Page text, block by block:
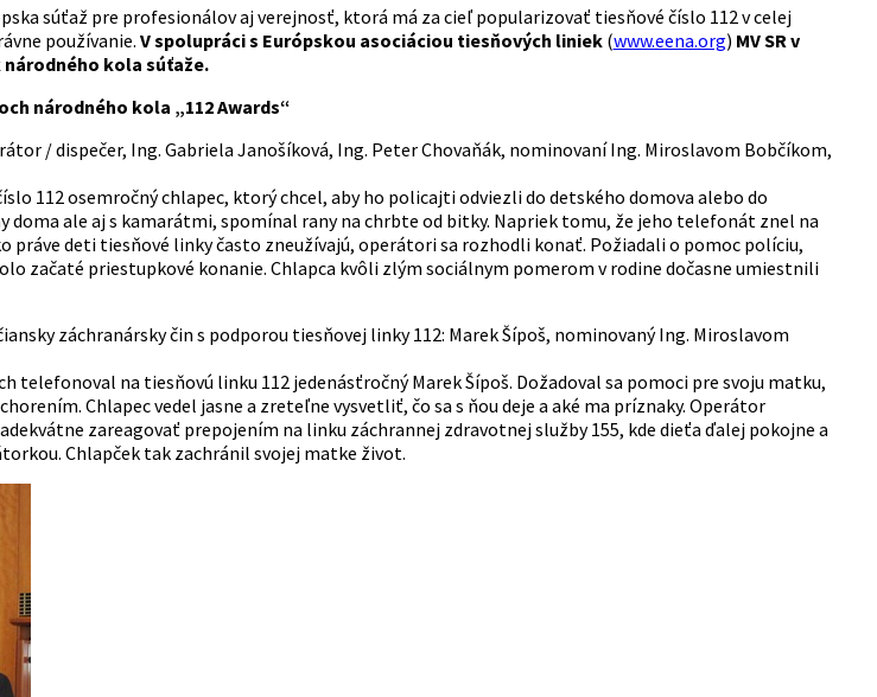
súťaž pre profesionálov aj verejnosť, ktorá má za cieľ popularizovať tiesňové číslo 112 v celej
používanie. V spolupráci s Európskou asociáciou tiesňových liniek(www.eena.org) MV SR v
kola súťaže.
národného kola „112 Awards“
/ dispečer, Ing. Gabriela Janošíková, Ing. Peter Chovaňák, nominovaní Ing. Miroslavom Bobčíkom,
112 osemročný chlapec, ktorý chcel, aby ho policajti odviezli do detského domova alebo do
doma ale aj s kamarátmi, spomínal rany na chrbte od bitky. Napriek tomu, že jeho telefonát znel na
práve deti tiesňové linky často zneužívajú, operátori sa rozhodli konať. Požiadali o pomoc políciu,
začaté priestupkové konanie. Chlapca kvôli zlým sociálnym pomerom v rodine dočasne umiestnili
záchranársky čin s podporou tiesňovej linky 112: Marek Šípoš, nominovaný Ing. Miroslavom
telefonoval na tiesňovú linku 112 jedenásťročný Marek Šípoš. Dožadoval sa pomoci pre svoju matku,
Chlapec vedel jasne a zreteľne vysvetliť, čo sa s ňou deje a aké ma príznaky. Operátor
zareagovať prepojením na linku záchrannej zdravotnej služby 155, kde dieťa ďalej pokojne a
Chlapček tak zachránil svojej matke život.